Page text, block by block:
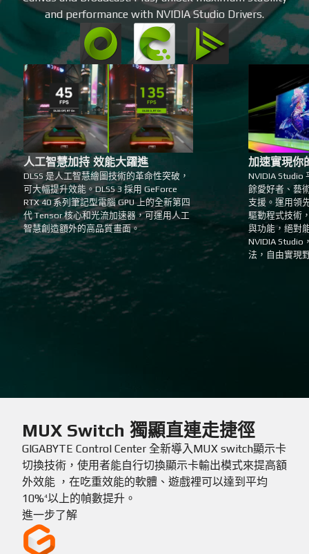
and performance with NVIDIA Studio Drivers.
人工智慧加持 效能大躍進
DLSS 是人工智慧繪圖技術的革命性突破，
可大幅提升效能。DLSS 3 採用 GeForce
RTX 40 系列筆記型電腦 GPU 上的全新第四
代 Tensor 核心和光流加速器，可運用人工
智慧創造額外的高品質畫面。
加速實現你
NVIDIA Studio
餘愛好者、藝
支援。運用領
驅動程式技術
與功能，絕對
NVIDIA Studio
法，自由實現
MUX Switch 獨顯直連走捷徑
GIGABYTE Control Center 全新導入MUX switch顯示卡
切換技術，使用者能自行切換顯示卡輸出模式來提高額
外效能 ，在吃重效能的軟體、遊戲裡可以達到平均
10%4以上的幀數提升。
進一步了解